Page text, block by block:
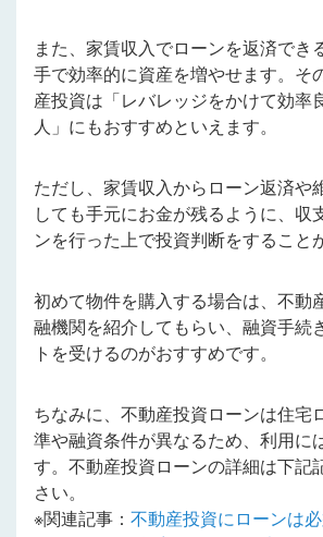
また、家賃収入でローンを返済でき
手で効率的に資産を増やせます。そ
産投資は「レバレッジをかけて効率
人」にもおすすめといえます。
ただし、家賃収入からローン返済や
しても手元にお金が残るように、収
ンを行った上で投資判断をすること
初めて物件を購入する場合は、不動
融機関を紹介してもらい、融資手続
トを受けるのがおすすめです。
ちなみに、不動産投資ローンは住宅
準や融資条件が異なるため、利用に
す。不動産投資ローンの詳細は下記
さい。
※関連記事： 不動産投資にローンは